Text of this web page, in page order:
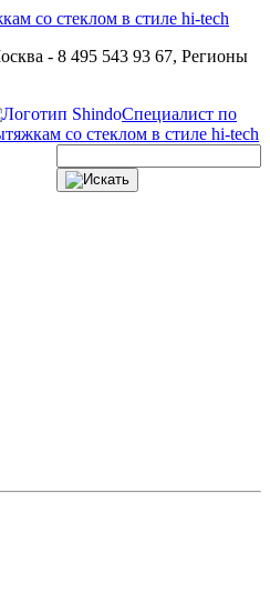
- 8 495 543 93 67, Регионы
со стеклом в стиле hi-tech
Специалист по
со стеклом в стиле hi-tech